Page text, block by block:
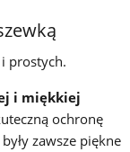
prostych.
i miękkiej
ochronę
zawsze piękne